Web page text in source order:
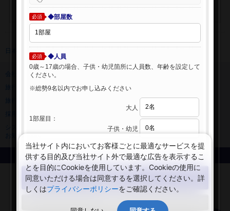
日本旅行 トップ
旅行業登録票・約款
規約集
ニュースリリース
サイトマップ
お知らせ
Copyright © NIPPON TRAVEL AGENCY Co.,LTD. All rights reserved.
必須 ◆部屋数
必須
◆人員
0歳～17歳の場合、子供・幼児箇所に人員数、年齢を設定して
ください。
※総勢9名以内でお申し込みください
1部屋目：
大人
子供・幼児
検索する
閉じる
当社サイト内においてお客様ごとに最適なサービスを提
供する目的及び当社サイト外で最適な広告を表示するこ
とを目的にCookieを使用しています。Cookieの使用に
同意いただける場合は同意するを選択してください。詳
しくはプライバシーポリシーをご確認ください。